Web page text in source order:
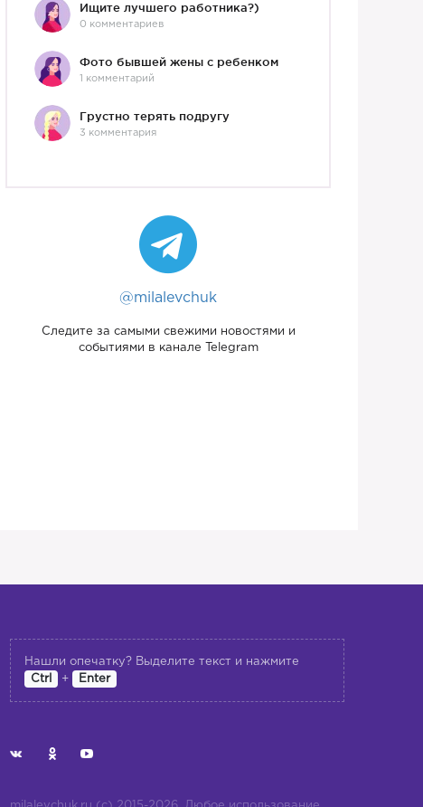
Ищите лучшего работника?)
0 комментариев
Фото бывшей жены с ребенком
1 комментарий
Грустно терять подругу
3 комментария
@milalevchuk
Следите за самыми свежими новостями и
событиями в канале Telegram
Нашли опечатку? Выделите текст и нажмите
Ctrl
+ Enter